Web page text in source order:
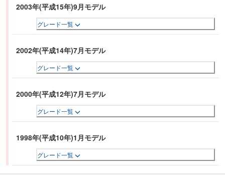
スミッションは1.6Lが5速、1.8Lは6速と使い分けている。
2003年(平成15年)9月モデル
グレード一覧
2002年(平成14年)7月モデル
グレード一覧
2000年(平成12年)7月モデル
グレード一覧
1998年(平成10年)1月モデル
グレード一覧